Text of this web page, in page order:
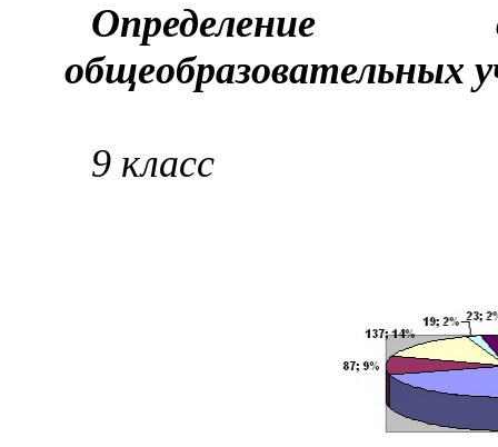
Определение
общеобразовательных
9 класс